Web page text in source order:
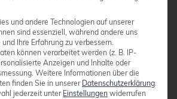
Allee 23
und andere Technologien auf unserer
sind essenziell, während andere uns
Ihre Erfahrung zu verbessern.
können verarbeitet werden (z. B. IP-
Anzeigen und Inhalte oder
Weitere Informationen über die
finden Sie in unserer Datenschutzerklärung.
jederzeit unter Einstellungen widerrufen